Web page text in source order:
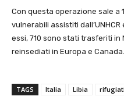
Con questa operazione sale a
vulnerabili assistiti
essi, 710 sono stati trasferiti in
reinsediati in Europa e
TAGS Italia Libia rifugiati